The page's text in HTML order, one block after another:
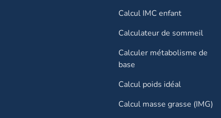
Calcul IMC enfant
Calculateur de sommeil
Calculer métabolisme de
base
Calcul poids idéal
Calcul masse grasse (IMG)